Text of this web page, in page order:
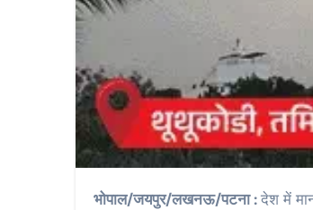
भोपाल/जयपुर/लखनऊ/पटना :देश में